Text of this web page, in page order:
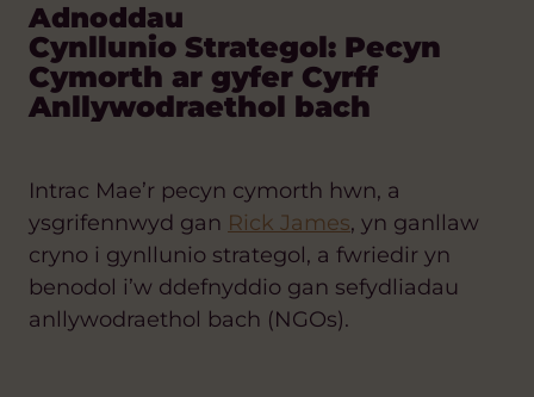
Adnoddau
Cynllunio Strategol: Pecyn
Cymorth ar gyfer Cyrff
Anllywodraethol bach
Intrac Mae’r pecyn cymorth hwn, a
ysgrifennwyd gan Rick James, yn ganllaw
cryno i gynllunio strategol, a fwriedir yn
benodol i’w ddefnyddio gan sefydliadau
anllywodraethol bach (NGOs).